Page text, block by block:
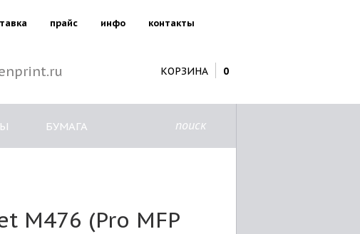
прайс инфо контакты
КОРЗИНА 0
поиск
БУМАГА
M476 (Pro MFP